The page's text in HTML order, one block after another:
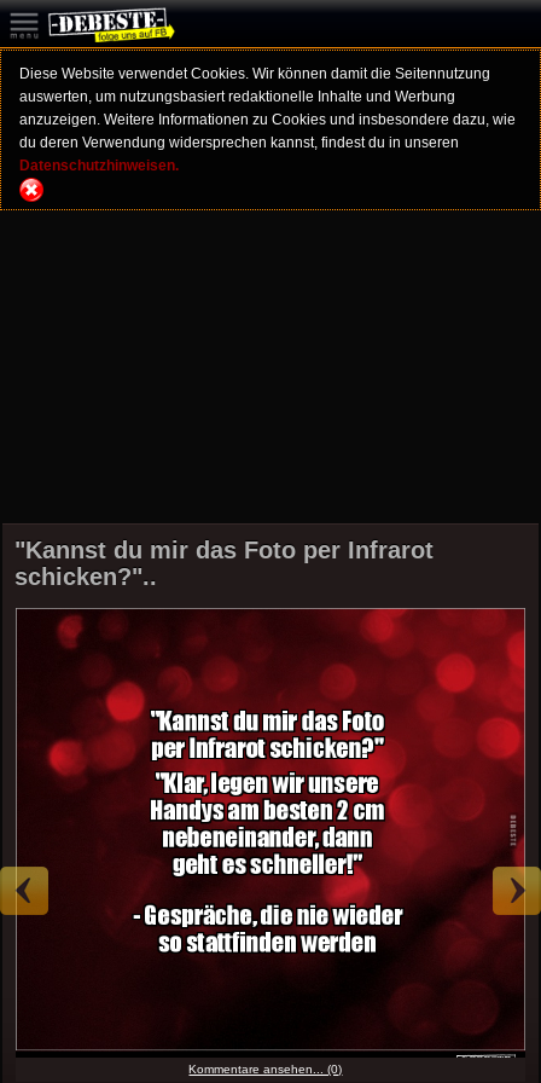
Diese Website verwendet Cookies. Wir können damit die Seitennutzung
auswerten, um nutzungsbasiert redaktionelle Inhalte und Werbung
anzuzeigen. Weitere Informationen zu Cookies und insbesondere dazu, wie
du deren Verwendung widersprechen kannst, findest du in unseren
Datenschutzhinweisen.
"Kannst du mir das Foto per Infrarot
schicken?"..
Kommentare ansehen... (0)